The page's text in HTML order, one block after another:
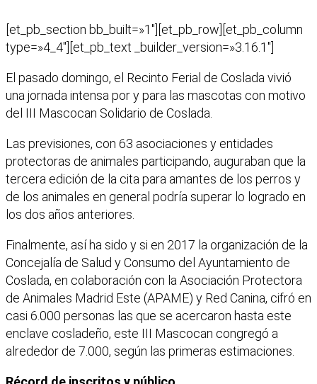
[et_pb_section bb_built=»1″][et_pb_row][et_pb_column
type=»4_4″][et_pb_text _builder_version=»3.16.1″]
El pasado domingo, el Recinto Ferial de Coslada vivió
una jornada intensa por y para las mascotas con motivo
del III Mascocan Solidario de Coslada.
Las previsiones, con 63 asociaciones y entidades
protectoras de animales participando, auguraban que la
tercera edición de la cita para amantes de los perros y
de los animales en general podría superar lo logrado en
los dos años anteriores.
Finalmente, así ha sido y si en 2017 la organización de la
Concejalía de Salud y Consumo del Ayuntamiento de
Coslada, en colaboración con la Asociación Protectora
de Animales Madrid Este (APAME) y Red Canina, cifró en
casi 6.000 personas las que se acercaron hasta este
enclave cosladeño, este III Mascocan congregó a
alrededor de 7.000, según las primeras estimaciones.